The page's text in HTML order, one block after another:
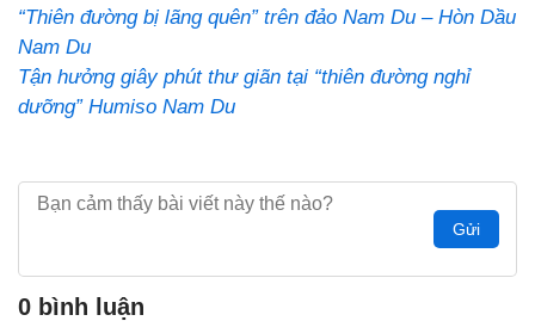
“Thiên đường bị lãng quên” trên đảo Nam Du – Hòn Dầu
Nam Du
Tận hưởng giây phút thư giãn tại “thiên đường nghỉ
dưỡng” Humiso Nam Du
Gửi
0 bình luận